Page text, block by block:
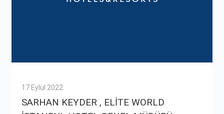
17 Eylül 2022
SARHAN KEYDER , ELİTE WORLD